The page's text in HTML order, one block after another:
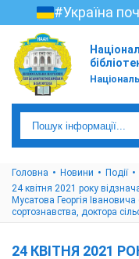
#Україна
Головна Новини Події
24 квітня 2021 року
Мусатова Георгія
сортознавства, доктора
24 КВІТНЯ 2021